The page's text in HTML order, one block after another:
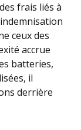
frais liés à
ceux des
accrue
batteries,
il
derrière